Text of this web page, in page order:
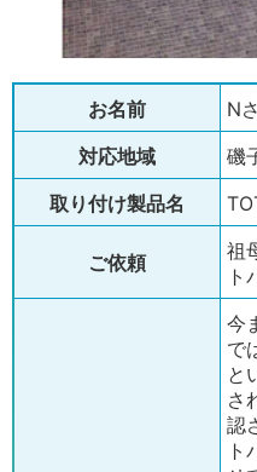
お名前
N
対応地域
磯
取り付け製品名
ご依頼
祖
ト
今
で
と
さ
認
ト